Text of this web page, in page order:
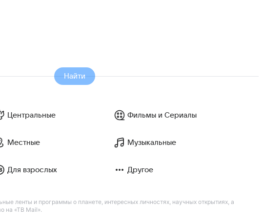
Найти
Центральные Фильмы и Сериалы
Местные Музыкальные
Для взрослых Другое
ленты и программы о планете, интересных личностях, научных открытиях, а
на «ТВ Mail».